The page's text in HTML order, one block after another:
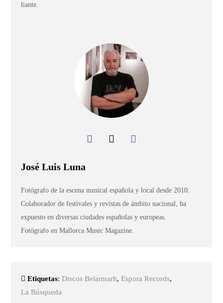
liante.
José Luis Luna
Fotógrafo de la escena musical española y local desde 2010.
Colaborador de festivales y revistas de ámbito nacional, ha
expuesto en diversas ciudades españolas y europeas.
Fotógrafo en Mallorca Music Magazine.
Etiquetas:Discos Belarmarh,Espora Records,
La Búsqueda